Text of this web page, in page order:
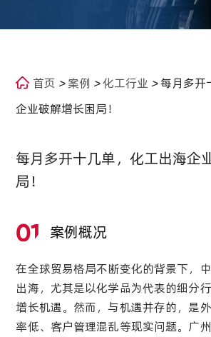
首页 > 案例 >化工行业 >每月多开
企业破解增长困局！
每月多开十几单，化工出海企
局！
01 案例概况
在全球贸易格局不断变化的背景下，
出海，尤其是以化学品为代表的细分
增长机遇。然而，与机遇并存的，是
率低、客户管理混乱等现实问题。广